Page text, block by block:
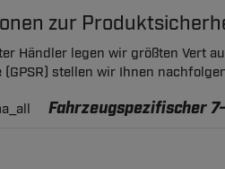
zur
Händler legen wir größten Vert
stellen wir Ihnen
Fahrzeugspezifischer